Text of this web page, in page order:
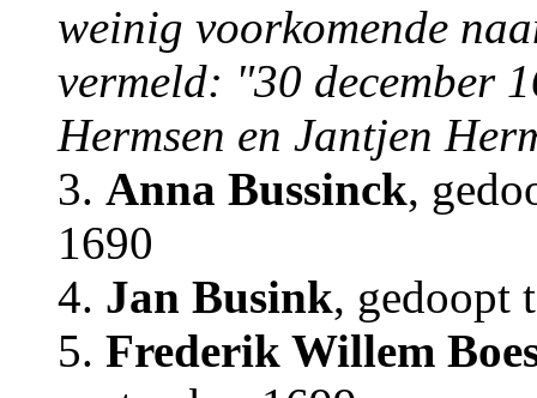
weinig voorkomende
vermeld: "30 december
Hermsen en Jantjen
3. Anna Bussinck,
1690
4. Jan Busink, gedoopt
5. Frederik Willem